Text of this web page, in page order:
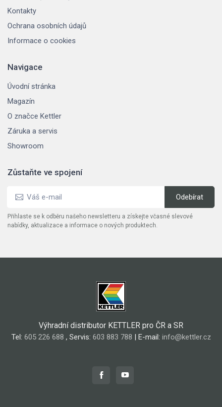
Kontakty
Ochrana osobních údajů
Informace o cookies
Navigace
Úvodní stránka
Magazín
O značce Kettler
Záruka a servis
Showroom
Zůstaňte ve spojení
Přihlaste se k odběru našeho newsletteru a získejte včasné slevové
nabídky, aktualizace a informace o nových produktech.
Výhradní distributor KETTLER pro ČR a SR
Tel: 605 226 688 , Servis: 603 883 788 | E-mail: info@kettler.cz